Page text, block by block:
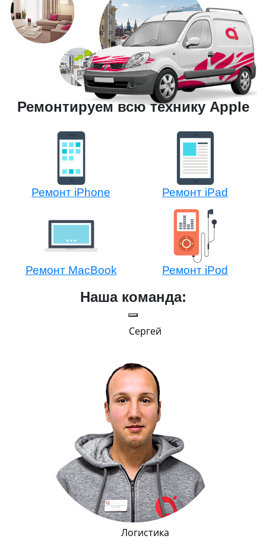
Ремонтируем всю технику Apple
Ремонт iPhone Ремонт iPad
Ремонт MacBook Ремонт iPod
Наша команда:
Сергей
Логистика